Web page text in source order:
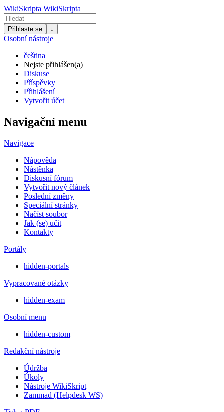
WikiSkripta WikiSkripta
Přihlaste se ↓
Osobní nástroje
čeština
Nejste přihlášen(a)
Diskuse
Příspěvky
Přihlášení
Vytvořit účet
Navigační menu
Navigace
Nápověda
Nástěnka
Diskusní fórum
Vytvořit nový článek
Poslední změny
Speciální stránky
Načíst soubor
Jak (se) učit
Kontakty
Portály
hidden-portals
Vypracované otázky
hidden-exam
Osobní menu
hidden-custom
Redakční nástroje
Údržba
Úkoly
Nástroje WikiSkript
Zammad (Helpdesk WS)